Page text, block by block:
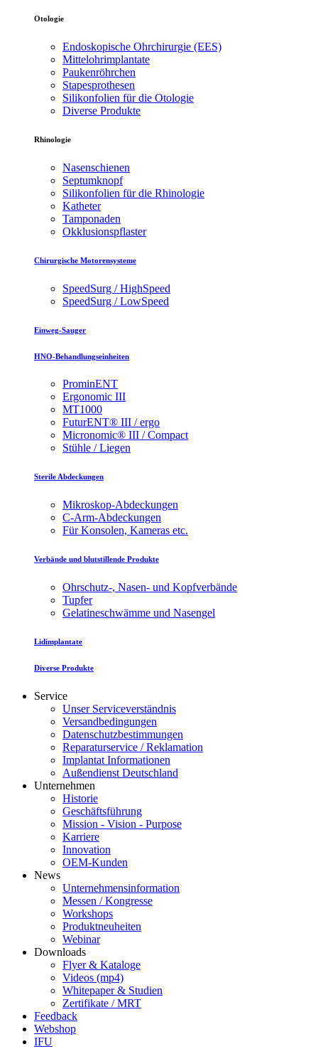
Otologie
Endoskopische Ohrchirurgie (EES)
Mittelohrimplantate
Paukenröhrchen
Stapesprothesen
Silikonfolien für die Otologie
Diverse Produkte
Rhinologie
Nasenschienen
Septumknopf
Silikonfolien für die Rhinologie
Katheter
Tamponaden
Okklusionspflaster
Chirurgische Motorensysteme
SpeedSurg / HighSpeed
SpeedSurg / LowSpeed
Einweg-Sauger
HNO-Behandlungseinheiten
ProminENT
Ergonomic III
MT1000
FuturENT® III / ergo
Micronomic® III / Compact
Stühle / Liegen
Sterile Abdeckungen
Mikroskop-Abdeckungen
C-Arm-Abdeckungen
Für Konsolen, Kameras etc.
Verbände und blutstillende Produkte
Ohrschutz-, Nasen- und Kopfverbände
Tupfer
Gelatineschwämme und Nasengel
Lidimplantate
Diverse Produkte
Service
Unser Serviceverständnis
Versandbedingungen
Datenschutzbestimmungen
Reparaturservice / Reklamation
Implantat Informationen
Außendienst Deutschland
Unternehmen
Historie
Geschäftsführung
Mission - Vision - Purpose
Karriere
Innovation
OEM-Kunden
News
Unternehmensinformation
Messen / Kongresse
Workshops
Produktneuheiten
Webinar
Downloads
Flyer & Kataloge
Videos (mp4)
Whitepaper & Studien
Zertifikate / MRT
Feedback
Webshop
IFU